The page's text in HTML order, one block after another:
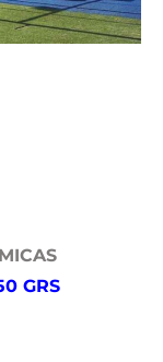
GRS